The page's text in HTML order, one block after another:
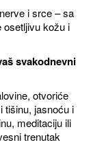
i srce – sa
osetljivu kožu i
svakodnevni
otvoriće
tišinu, jasnoću i
meditaciju ili
trenutak